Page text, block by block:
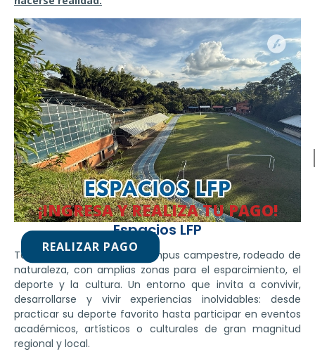
Espacios LFP
Todo esto sucede en un campus campestre, rodeado de
naturaleza, con amplias zonas para el esparcimiento, el
deporte y la cultura. Un entorno que invita a convivir,
desarrollarse y vivir experiencias inolvidables: desde
practicar su deporte favorito hasta participar en eventos
académicos, artísticos o culturales de gran magnitud
regional y local.
¡INGRESA Y REALIZA TU PAGO!
REALIZAR PAGO